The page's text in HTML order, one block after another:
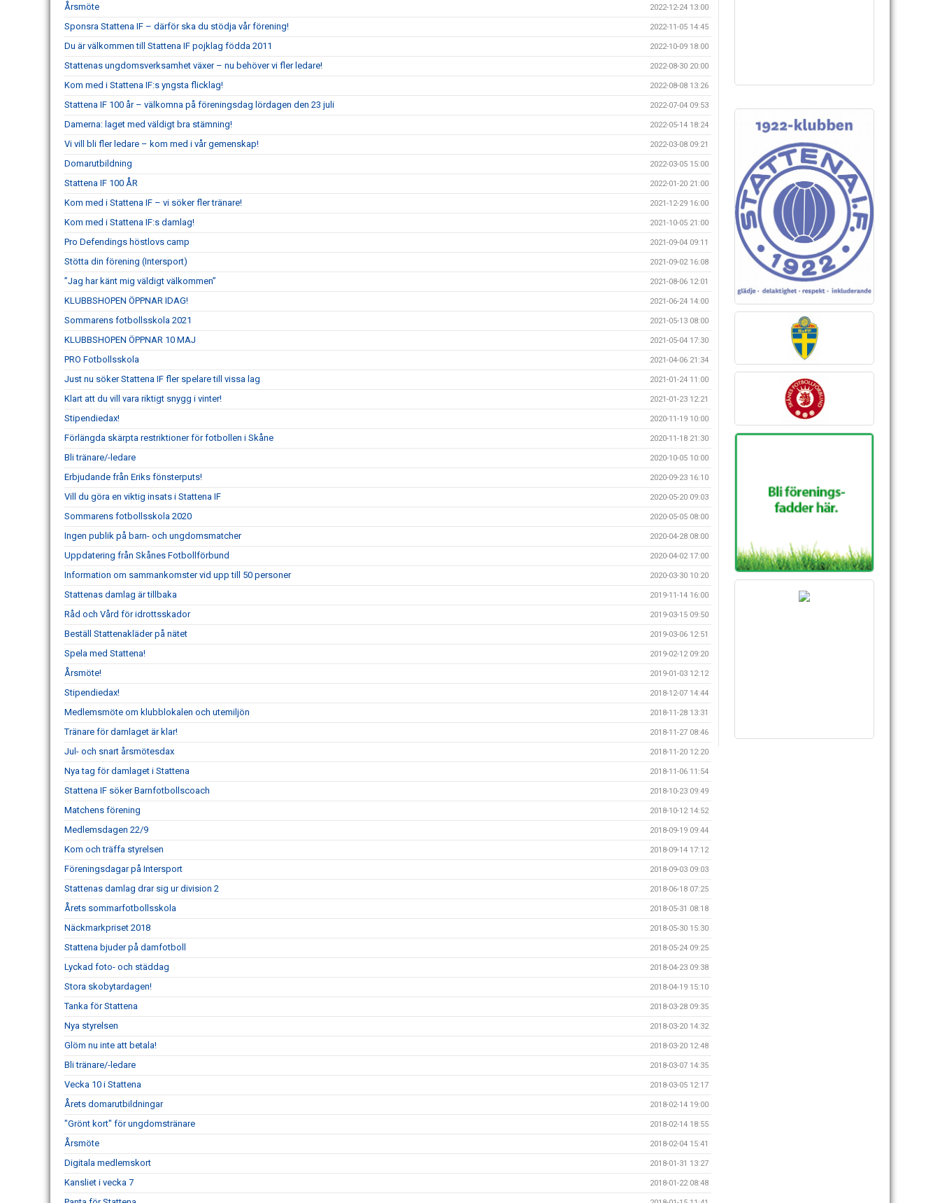
Årsmöte 2022-12-24 13:00
Sponsra Stattena IF – därför ska du stödja vår förening! 2022-11-05 14:45
Du är välkommen till Stattena IF pojklag födda 2011 2022-10-09 18:00
Stattenas ungdomsverksamhet växer – nu behöver vi fler ledare! 2022-08-30 20:00
Kom med i Stattena IF:s yngsta flicklag! 2022-08-08 13:26
Stattena IF 100 år – välkomna på föreningsdag lördagen den 23 juli 2022-07-04 09:53
Damerna: laget med väldigt bra stämning! 2022-05-14 18:24
Vi vill bli fler ledare – kom med i vår gemenskap! 2022-03-08 09:21
Domarutbildning 2022-03-05 15:00
Stattena IF 100 ÅR 2022-01-20 21:00
Kom med i Stattena IF – vi söker fler tränare! 2021-12-29 16:00
Kom med i Stattena IF:s damlag! 2021-10-05 21:00
Pro Defendings höstlovs camp 2021-09-04 09:11
Stötta din förening (Intersport) 2021-09-02 16:08
”Jag har känt mig väldigt välkommen” 2021-08-06 12:01
KLUBBSHOPEN ÖPPNAR IDAG! 2021-06-24 14:00
Sommarens fotbollsskola 2021 2021-05-13 08:00
KLUBBSHOPEN ÖPPNAR 10 MAJ 2021-05-04 17:30
PRO Fotbollsskola 2021-04-06 21:34
Just nu söker Stattena IF fler spelare till vissa lag 2021-01-24 11:00
Klart att du vill vara riktigt snygg i vinter! 2021-01-23 12:21
Stipendiedax! 2020-11-19 10:00
Förlängda skärpta restriktioner för fotbollen i Skåne 2020-11-18 21:30
Bli tränare/-ledare 2020-10-05 10:00
Erbjudande från Eriks fönsterputs! 2020-09-23 16:10
Vill du göra en viktig insats i Stattena IF 2020-05-20 09:03
Sommarens fotbollsskola 2020 2020-05-05 08:00
Ingen publik på barn- och ungdomsmatcher 2020-04-28 08:00
Uppdatering från Skånes Fotbollförbund 2020-04-02 17:00
Information om sammankomster vid upp till 50 personer 2020-03-30 10:20
Stattenas damlag är tillbaka 2019-11-14 16:00
Råd och Vård för idrottsskador 2019-03-15 09:50
Beställ Stattenakläder på nätet 2019-03-06 12:51
Spela med Stattena! 2019-02-12 09:20
Årsmöte! 2019-01-03 12:12
Stipendiedax! 2018-12-07 14:44
Medlemsmöte om klubblokalen och utemiljön 2018-11-28 13:31
Tränare för damlaget är klar! 2018-11-27 08:46
Jul- och snart årsmötesdax 2018-11-20 12:20
Nya tag för damlaget i Stattena 2018-11-06 11:54
Stattena IF söker Barnfotbollscoach 2018-10-23 09:49
Matchens förening 2018-10-12 14:52
Medlemsdagen 22/9 2018-09-19 09:44
Kom och träffa styrelsen 2018-09-14 17:12
Föreningsdagar på Intersport 2018-09-03 09:03
Stattenas damlag drar sig ur division 2 2018-06-18 07:25
Årets sommarfotbollsskola 2018-05-31 08:18
Näckmarkpriset 2018 2018-05-30 15:30
Stattena bjuder på damfotboll 2018-05-24 09:25
Lyckad foto- och städdag 2018-04-23 09:38
Stora skobytardagen! 2018-04-19 15:10
Tanka för Stattena 2018-03-28 09:35
Nya styrelsen 2018-03-20 14:32
Glöm nu inte att betala! 2018-03-20 12:48
Bli tränare/-ledare 2018-03-07 14:35
Vecka 10 i Stattena 2018-03-05 12:17
Årets domarutbildningar 2018-02-14 19:00
"Grönt kort" för ungdomstränare 2018-02-14 18:55
Årsmöte 2018-02-04 15:41
Digitala medlemskort 2018-01-31 13:27
Kansliet i vecka 7 2018-01-22 08:48